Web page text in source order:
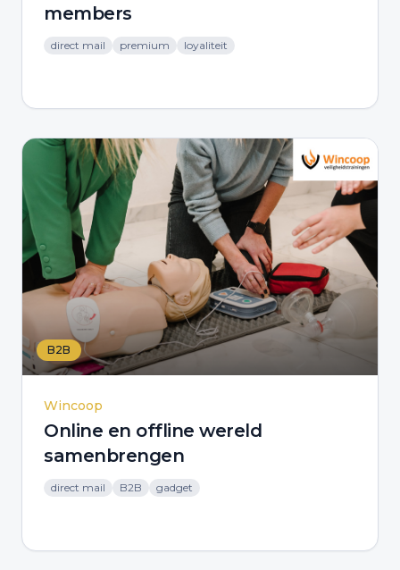
members
direct mail premium loyaliteit
B2B
Wincoop
Online en offline wereld
samenbrengen
direct mail B2B gadget